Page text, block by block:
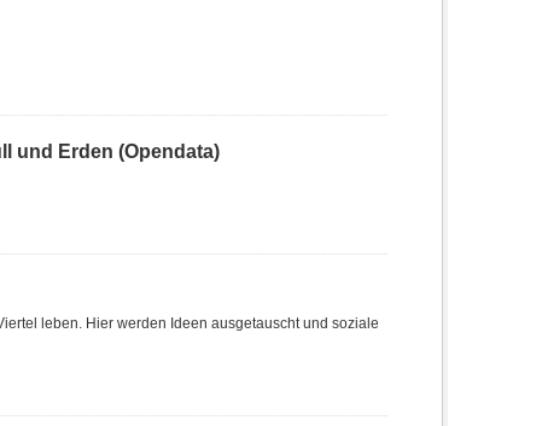
und Erden (Opendata)
leben. Hier werden Ideen ausgetauscht und soziale